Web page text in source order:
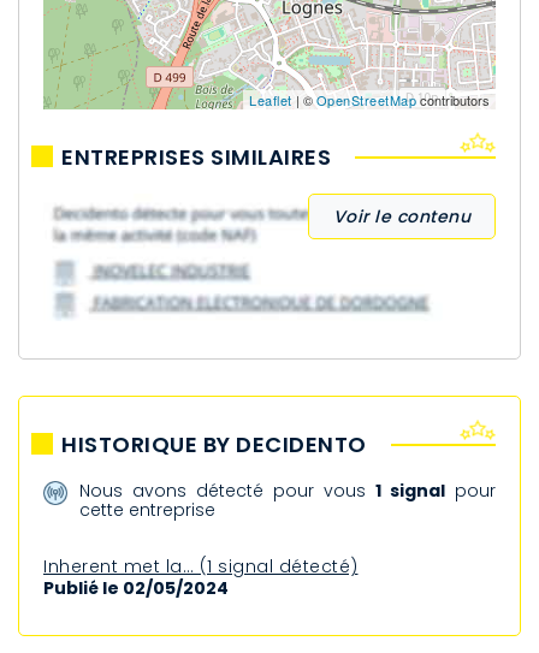
Leaflet | ©OpenStreetMapcontributors
ENTREPRISES SIMILAIRES
Voir le contenu
HISTORIQUE BY DECIDENTO
Nous avons détecté pour vous 1 signal pour
cette entreprise
Inherent met la… (1 signal détecté)
Publié le 02/05/2024